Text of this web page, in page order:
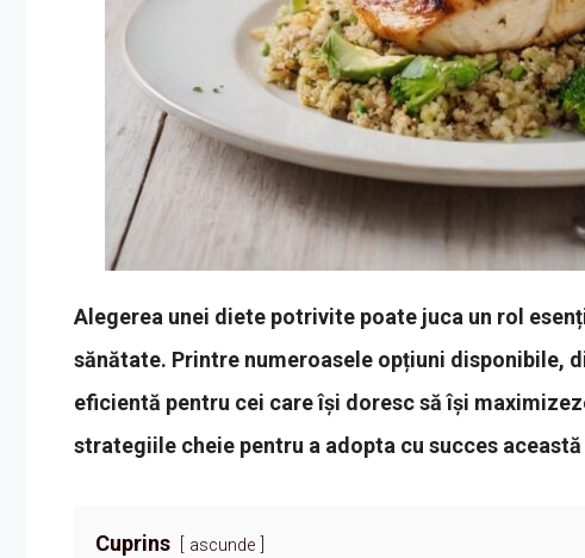
Alegerea unei diete potrivite poate juca un rol
sănătate. Printre numeroasele opțiuni disponibile,
eficientă pentru cei care își doresc să își
strategiile cheie pentru a adopta cu succes
Cuprins ascunde